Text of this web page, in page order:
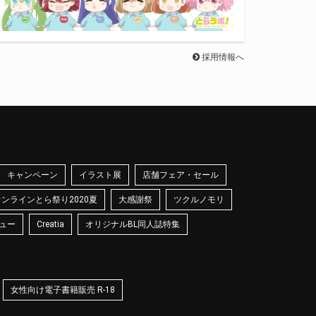
採用情報へ
キャンペーン イラスト展 店舗フェア・セール
ラインとら祭り2020夏 大感謝祭 ツクルノモリ
ー Creatia オリジナルBL同人誌特集
女性向け電子書籍販売 R-18